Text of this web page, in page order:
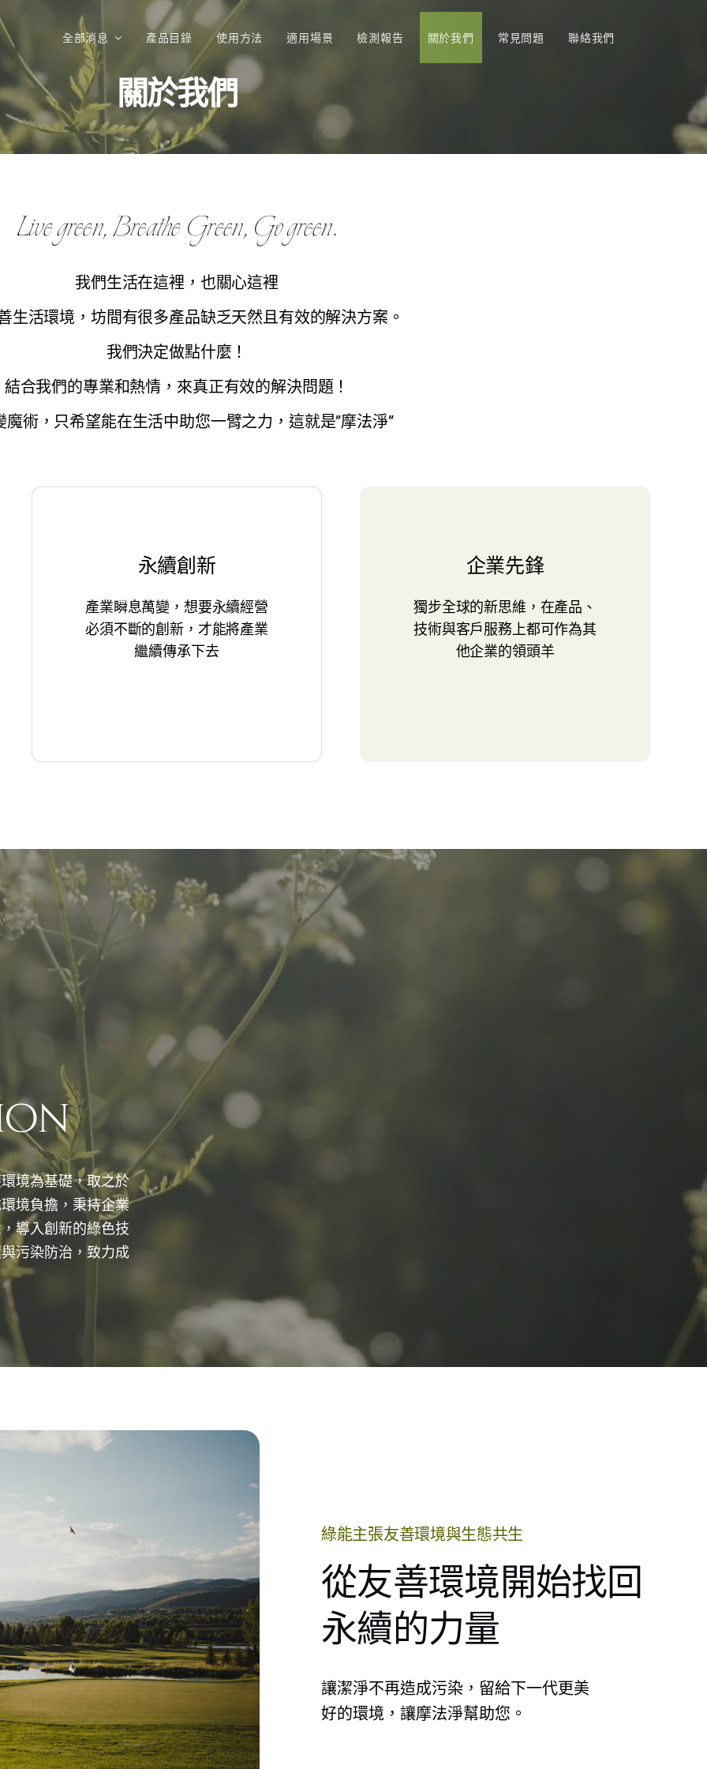
全部消息 產品目錄 使用方法 適用場景 檢測報告 關於我們 常見問題 聯絡我們
關於我們
Live green, Breathe Green, Go green.
我們生活在這裡，也關心這裡
生活環境，坊間有很多產品缺乏天然且有效的解決方案。
我們決定做點什麼！
結合我們的專業和熱情，來真正有效的解決問題！
魔術，只希望能在生活中助您一臂之力，這就是”摩法淨”
永續創新
產業瞬息萬變，想要永續經營
必須不斷的創新，才能將產業
繼續傳承下去
企業先鋒
獨步全球的新思維，在產品、
技術與客戶服務上都可作為其
他企業的領頭羊
境為基礎，取之於
境負擔，秉持企業
導入創新的綠色技
污染防治，致力成
綠能主張友善環境與生態共生
從友善環境開始找回
永續的力量
讓潔淨不再造成污染，留給下一代更美
好的環境，讓摩法淨幫助您。